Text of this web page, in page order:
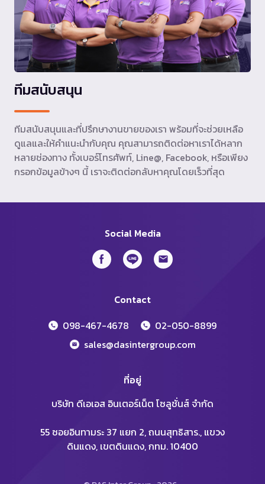
ทีมสนับสนุน
ทีมสนับสนุนและที่ปรึกษางานขายของเรา พร้อมที่จะช่วยเหลือ
ดูแลและให้คำแนะนำกับคุณ คุณสามารถติดต่อหาเราได้หลาก
หลายช่องทาง ทั้งเบอร์โทรศัพท์, Line@, Facebook, หรือเพียง
กรอกข้อมูลข้างๆ นี้ เราจะติดต่อกลับหาคุณโดยเร็วที่สุด
Social Media
Contact
098-467-4678
02-050-8899
sales@dasintergroup.com
ที่อยู่
บริษัท ดีเอเอส อินเตอร์เน็ต โซลูชั่นส์ จำกัด
55 ซอยอินทามระ 37 แยก 2, ถนนสุทธิสาร., แขวง
ดินแดง, เขตดินแดง, กทม. 10400